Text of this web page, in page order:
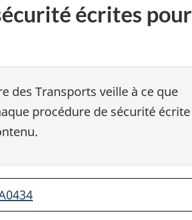
écrites pour
des Transports veille à ce que
procédure de sécurité écrite